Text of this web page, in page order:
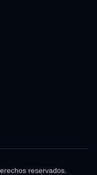
reservados.